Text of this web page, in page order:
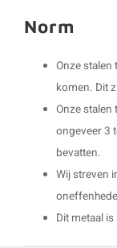
Norm
Onze
komen. Dit
Onze
ongeveer 3
bevatten.
Wij streven
Dit metaal